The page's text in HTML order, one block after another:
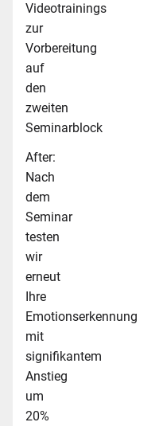
Videotrainings
zur
Vorbereitung
auf
den
zweiten
Seminarblock
After:
Nach
dem
Seminar
testen
wir
erneut
Ihre
Emotionserkennung
mit
signifikantem
Anstieg
um
20%